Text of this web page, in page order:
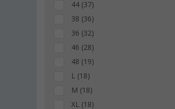
44 (37)
38 (36)
36 (32)
46 (28)
48 (19)
L (18)
M (18)
XL (18)